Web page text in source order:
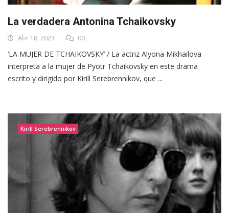
La verdadera Antonina Tchaikovsky
Abr 18, 2023 00
‘LA MUJER DE TCHAIKOVSKY’ / La actriz Alyona Mikhailova
interpreta a la mujer de Pyotr Tchaikovsky en este drama
escrito y dirigido por Kirill Serebrennikov, que ...
Kirill Serebrennikov